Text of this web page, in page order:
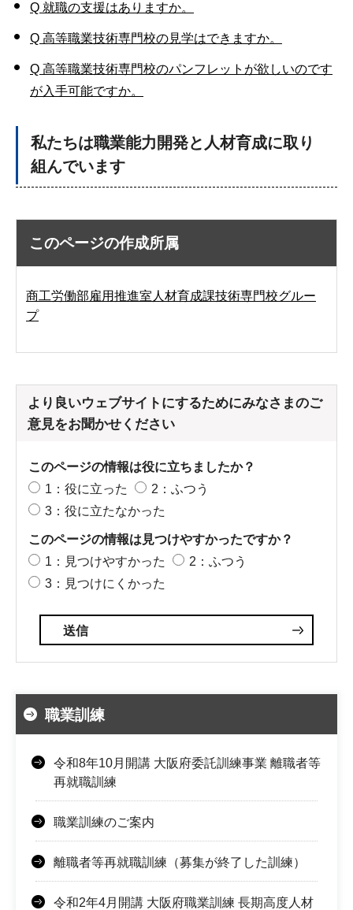
Q 就職の支援はありますか。
Q 高等職業技術専門校の見学はできますか。
Q 高等職業技術専門校のパンフレットが欲しいのです
が入手可能ですか。
私たちは職業能力開発と人材育成に取り
組んでいます
このページの作成所属
商工労働部雇用推進室人材育成課技術専門校グルー
プ
より良いウェブサイトにするためにみなさまのご
意見をお聞かせください
このページの情報は役に立ちましたか？
1：役に立った
2：ふつう
3：役に立たなかった
このページの情報は見つけやすかったですか？
1：見つけやすかった
2：ふつう
3：見つけにくかった
職業訓練
令和8年10月開講 大阪府委託訓練事業 離職者等
再就職訓練
職業訓練のご案内
離職者等再就職訓練（募集が終了した訓練）
令和2年4月開講 大阪府職業訓練 長期高度人材